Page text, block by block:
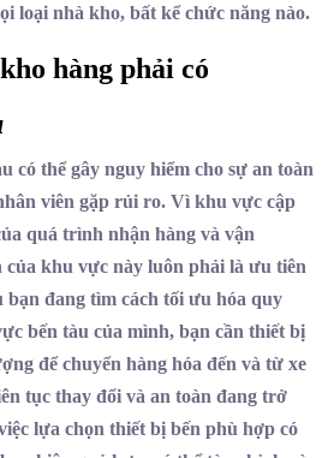
loại nhà kho, bất kể chức năng nào.
hàng phải có
có thể gây nguy hiểm cho sự an toàn
viên gặp rủi ro. Vì khu vực cập
quá trình nhận hàng và vận
của khu vực này luôn phải là ưu tiên
bạn đang tìm cách tối ưu hóa quy
bến tàu của mình, bạn cần thiết bị
để chuyển hàng hóa đến và từ xe
tục thay đổi và an toàn đang trở
lựa chọn thiết bị bến phù hợp có